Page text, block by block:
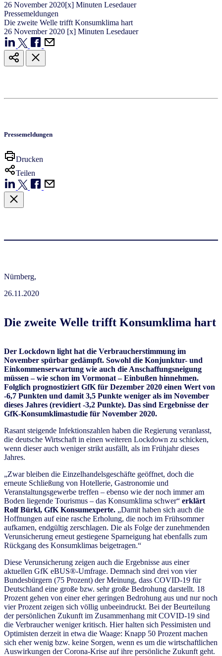
26 November 2020[x] Minuten Lesedauer
Pressemeldungen
Die zweite Welle trifft Konsumklima hart
26 November 2020 [x] Minuten Lesedauer
Pressemeldungen
Drucken
Teilen
Nürnberg,
26.11.2020
Die zweite Welle trifft Konsumklima hart
Der Lockdown light hat die Verbraucherstimmung im
November spürbar gedämpft. Sowohl die Konjunktur- und
Einkommenserwartung wie auch die Anschaffungsneigung
müssen – wie schon im Vormonat – Einbußen hinnehmen.
Folglich prognostiziert GfK für Dezember 2020 einen Wert von
-6,7 Punkten und damit 3,5 Punkte weniger als im November
dieses Jahres (revidiert -3,2 Punkte). Das sind Ergebnisse der
GfK-Konsumklimastudie für November 2020.
Rasant steigende Infektionszahlen haben die Regierung veranlasst,
die deutsche Wirtschaft in einen weiteren Lockdown zu schicken,
wenn dieser auch weniger strikt ausfällt, als im Frühjahr dieses
Jahres.
„Zwar bleiben die Einzelhandelsgeschäfte geöffnet, doch die
erneute Schließung von Hotellerie, Gastronomie und
Veranstaltungsgewerbe treffen – ebenso wie der noch immer am
Boden liegende Tourismus – das Konsumklima schwer“ erklärt
Rolf Bürkl, GfK Konsumexperte. „Damit haben sich auch die
Hoffnungen auf eine rasche Erholung, die noch im Frühsommer
aufkamen, endgültig zerschlagen. Die als Folge der zunehmenden
Verunsicherung erneut gestiegene Sparneigung hat ebenfalls zum
Rückgang des Konsumklimas beigetragen.“
Diese Verunsicherung zeigen auch die Ergebnisse aus einer
aktuellen GfK eBUS®-Umfrage. Demnach sind drei von vier
Bundesbürgern (75 Prozent) der Meinung, dass COVID-19 für
Deutschland eine große bzw. sehr große Bedrohung darstellt. 18
Prozent gehen von einer eher geringen Bedrohung aus und nur noch
vier Prozent zeigen sich völlig unbeeindruckt. Bei der Beurteilung
der persönlichen Zukunft im Zusammenhang mit COVID-19 sind
die Verbraucher weniger kritisch. Hier halten sich Pessimisten und
Optimisten derzeit in etwa die Waage: Knapp 50 Prozent machen
sich eher wenig bzw. keine Sorgen, wenn es um die wirtschaftlichen
Auswirkungen der Corona-Krise auf ihre persönliche Zukunft geht.